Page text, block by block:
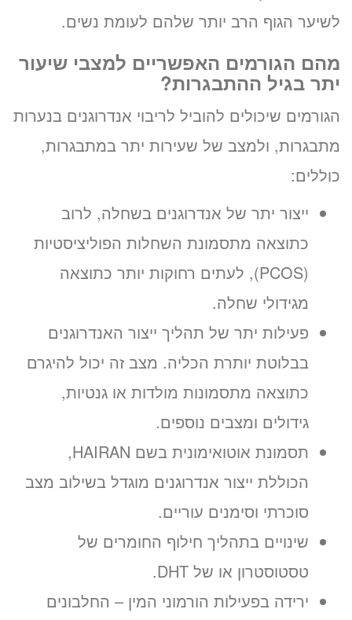
לשיער הגוף הרב יותר שלהם לעומת נשים.
מהם הגורמים האפשריים למצבי שיעור
יתר בגיל ההתבגרות?
הגורמים שיכולים להוביל לריבוי אנדרוגנים בנערות
מתבגרות, ולמצב של שעירות יתר במתבגרות,
כוללים:
ייצור יתר של אנדרוגנים בשחלה, לרוב
כתוצאה מתסמונת השחלות הפוליציסטיות
(PCOS), לעתים רחוקות יותר כתוצאה
מגידולי שחלה.
פעילות יתר של תהליך ייצור האנדרוגנים
בבלוטת יותרת הכליה. מצב זה יכול להיגרם
כתוצאה מתסמונות מולדות או גנטיות,
גידולים ומצבים נוספים.
תסמונת אוטואימונית בשם HAIRAN,
הכוללת ייצור אנדרוגנים מוגדל בשילוב מצב
סוכרתי וסימנים עוריים.
שינויים בתהליך חילוף החומרים של
טסטוסטרון או של DHT.
ירידה בפעילות הורמוני המין – החלבונים